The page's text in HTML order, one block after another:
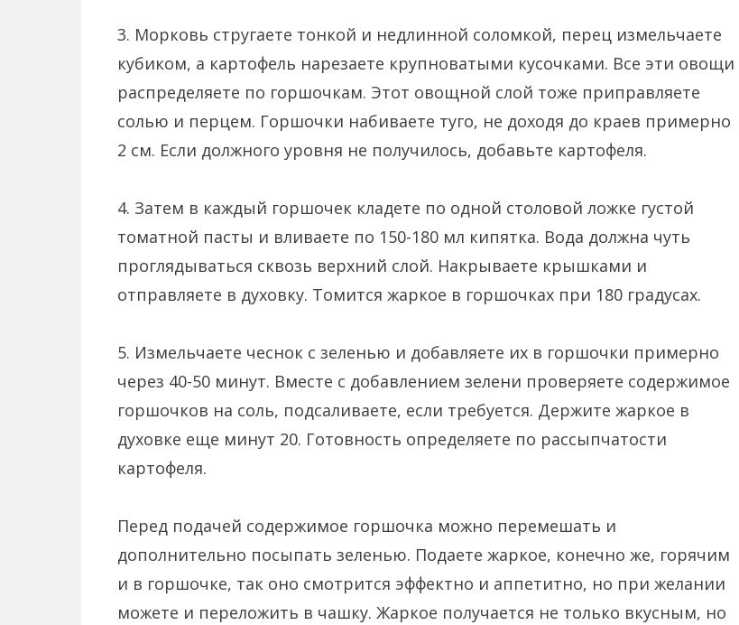
3. Морковь стругаете тонкой и недлинной соломкой, перец измельчаете
кубиком, а картофель нарезаете крупноватыми кусочками. Все эти овощи
распределяете по горшочкам. Этот овощной слой тоже приправляете
солью и перцем. Горшочки набиваете туго, не доходя до краев примерно
2 см. Если должного уровня не получилось, добавьте картофеля.
4. Затем в каждый горшочек кладете по одной столовой ложке густой
томатной пасты и вливаете по 150-180 мл кипятка. Вода должна чуть
проглядываться сквозь верхний слой. Накрываете крышками и
отправляете в духовку. Томится жаркое в горшочках при 180 градусах.
5. Измельчаете чеснок с зеленью и добавляете их в горшочки примерно
через 40-50 минут. Вместе с добавлением зелени проверяете содержимое
горшочков на соль, подсаливаете, если требуется. Держите жаркое в
духовке еще минут 20. Готовность определяете по рассыпчатости
картофеля.
Перед подачей содержимое горшочка можно перемешать и
дополнительно посыпать зеленью. Подаете жаркое, конечно же, горячим
и в горшочке, так оно смотрится эффектно и аппетитно, но при желании
можете и переложить в чашку. Жаркое получается не только вкусным, но